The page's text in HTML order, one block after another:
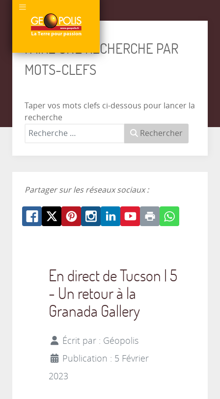
FAIRE UNE RECHERCHE PAR
MOTS-CLEFS
Taper vos mots clefs ci-dessous pour lancer la
recherche
Rechercher
Partager sur les réseaux sociaux :
En direct de Tucson | 5
- Un retour à la
Granada Gallery
Écrit par : Géopolis
Publication : 5 Février
2023